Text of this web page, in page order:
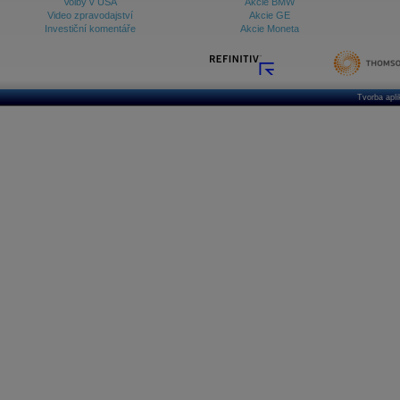
Video zpravodajství
Investiční komentáře
Akcie GE
Akcie Moneta
Tvorba